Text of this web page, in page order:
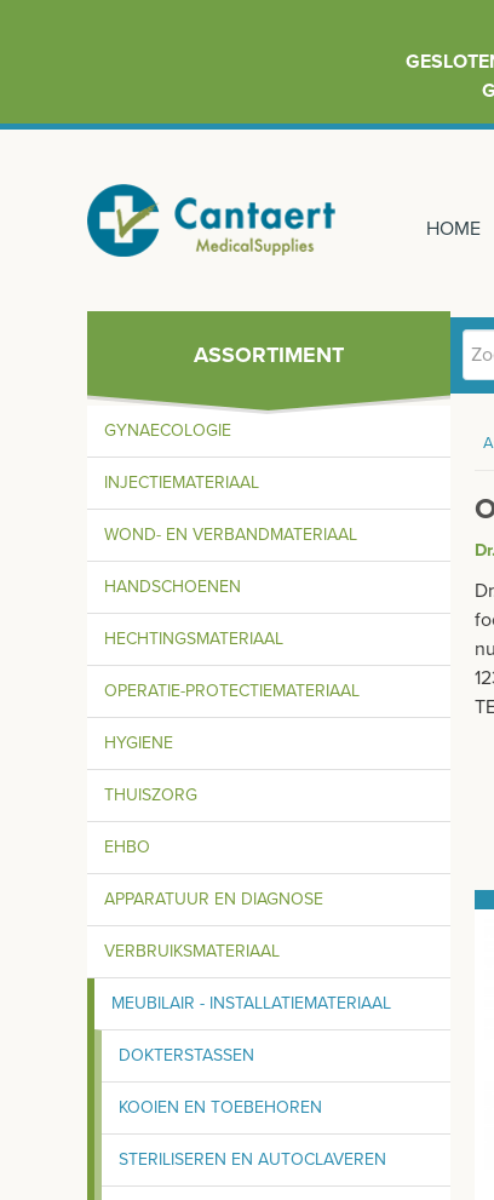
HOME
ASSORTIMENT
GYNAECOLOGIE
INJECTIEMATERIAAL
WOND- EN VERBANDMATERIAAL
HANDSCHOENEN
HECHTINGSMATERIAAL
OPERATIE-PROTECTIEMATERIAAL
HYGIENE
THUISZORG
EHBO
APPARATUUR EN DIAGNOSE
VERBRUIKSMATERIAAL
MEUBILAIR - INSTALLATIEMATERIAAL
DOKTERSTASSEN
KOOIEN EN TOEBEHOREN
STERILISEREN EN AUTOCLAVEREN